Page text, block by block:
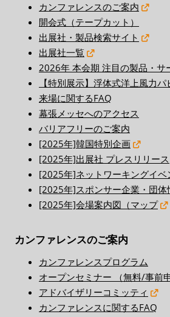
カンファレンスのご案内
開会式（テープカット）
出展社・製品検索サイト
出展社一覧
2026年 本会期 注目の製品・サ
【特別展示】浮体式洋上風力パ
来場に関するFAQ
幕張メッセへのアクセス
バリアフリーのご案内
[2025年]韓国特別企画
[2025年]出展社 プレスリリース
[2025年]ネットワーキングイベ
[2025年]スポンサー企業・団体
[2025年]会場案内図（マップ
カンファレンスのご案内
カンファレンスプログラム
オープンセミナー （無料/事前
アドバイザリーコミッティ
カンファレンスに関するFAQ